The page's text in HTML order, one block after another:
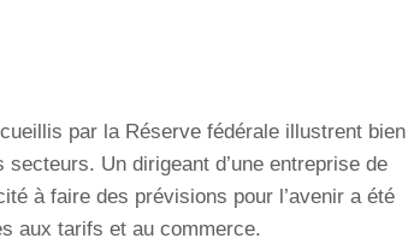
par la Réserve fédérale illustrent bien
Un dirigeant d’une entreprise de
à faire des prévisions pour l’avenir a été
aux tarifs et au commerce.